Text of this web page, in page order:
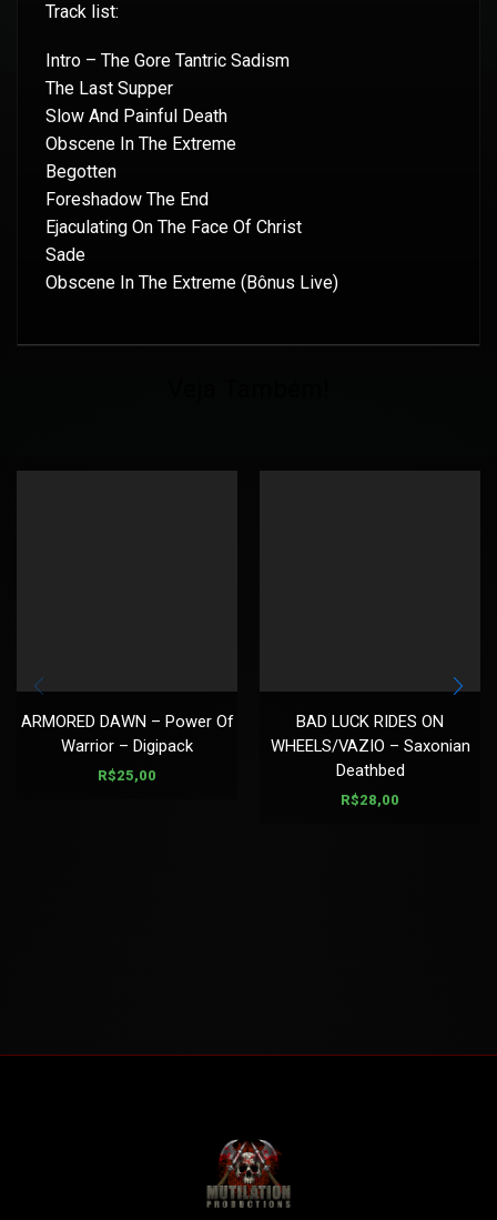
Track list:
Intro – The Gore Tantric Sadism
The Last Supper
Slow And Painful Death
Obscene In The Extreme
Begotten
Foreshadow The End
Ejaculating On The Face Of Christ
Sade
Obscene In The Extreme (Bônus Live)
ARMORED DAWN – Power Of
Warrior – Digipack
R$25,00
BAD LUCK RIDES ON
WHEELS/VAZIO – Saxonian
Deathbed
R$28,00